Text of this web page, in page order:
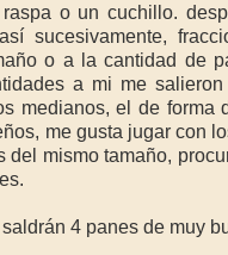
o un cuchillo.
sucesivamente,
o a la cantidad de
a mi me
medianos, el de forma
me gusta jugar con
del mismo tamaño,
4 panes de muy